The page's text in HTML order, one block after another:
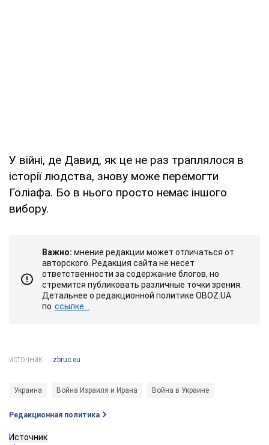
У війні, де Давид, як це не раз траплялося в
історії людства, знову може перемогти
Голіафа. Бо в нього просто немає іншого
вибору.
Важно: мнение редакции может отличаться от
авторского. Редакция сайта не несет
ответственности за содержание блогов, но
стремится публиковать различные точки зрения.
Детальнее о редакционной политике OBOZ.UA
по ссылке...
ИСТОЧНИК: zbruc.eu
Украина Война Израиля и Ирана Война в Украине
Редакционная политика
Источник